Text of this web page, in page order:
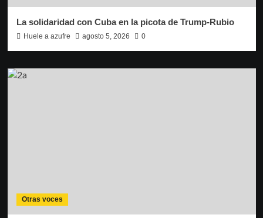
La solidaridad con Cuba en la picota de Trump-Rubio
Huele a azufre agosto 5, 2026 0
Otras voces